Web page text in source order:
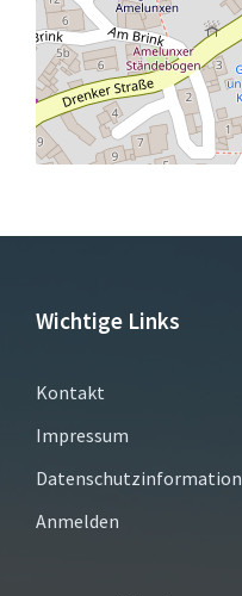
Wichtige Links
Kontakt
Impressum
Datenschutzinformation
Anmelden